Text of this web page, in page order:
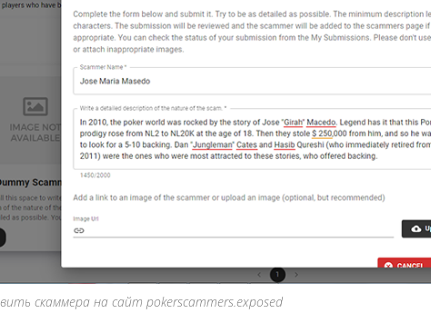
скаммера на сайт pokerscammers.exposed